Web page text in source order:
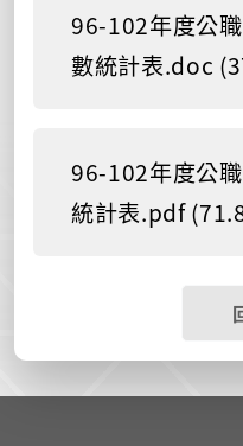
96-102年度公
數統計表.doc
96-102年度公
統計表.pdf